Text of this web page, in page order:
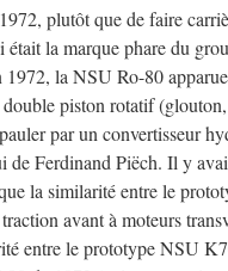
plutôt que de faire
était la marque phare du
1972, la NSU Ro-80
piston rotatif
par un convertisseur
de Ferdinand Piëch. Il y
la similarité entre le
avant à moteurs
entre le prototype NSU